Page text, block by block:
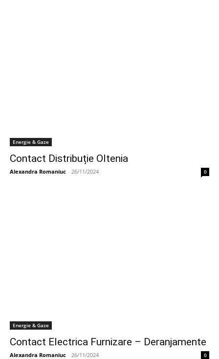
Energie & Gaze
Contact Distribuție Oltenia
Alexandra Romaniuc - 26/11/2024 0
Energie & Gaze
Contact Electrica Furnizare – Deranjamente
Alexandra Romaniuc - 26/11/2024 0